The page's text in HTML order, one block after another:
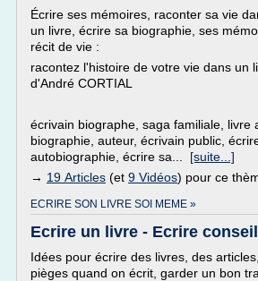
Écrire ses mémoires, raconter sa vie
un livre, écrire sa biographie, ses
récit de vie :
racontez l'histoire de votre vie dans un
d'André CORTIAL
écrivain biographe, saga familiale, livre
biographie, auteur, écrivain public,
autobiographie, écrire sa... [suite...]
→ 19 Articles (et 9 Vidéos) pour ce
ECRIRE SON LIVRE SOI MEME »
Ecrire un livre - Ecrire
Idées pour écrire des livres, des
pièges quand on écrit, garder un bon